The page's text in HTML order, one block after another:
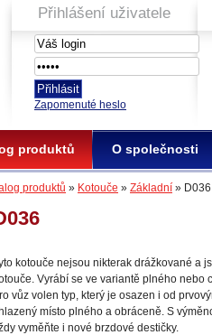
produktů » Kotouče » Základní » D036
kotouče nejsou nikterak drážkované a
Vyrábí se ve variantě plného nebo
vůz volen typ, který je osazen i od
místo plného a obráceně. S
vyměňte i nové brzdové destičky.
produktů O společnosti
Přihlášení uživatele
Zapomenuté heslo